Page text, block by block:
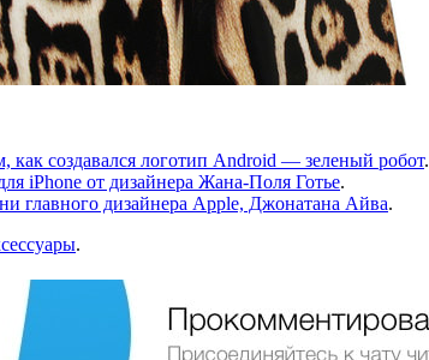
как создавался логотип Android — зеленый робот.
iPhone от дизайнера Жана-Поля Готье.
главного дизайнера Apple, Джонатана Айва.
.